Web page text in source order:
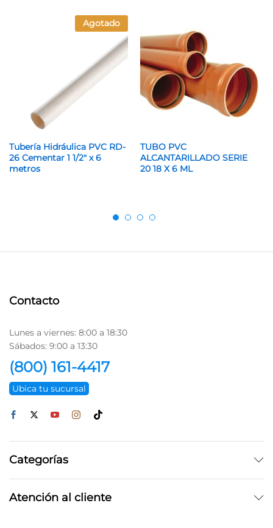
Agotado
Tubería Hidráulica PVC RD-
26 Cementar 1 1/2″ x 6
metros
TUBO PVC
ALCANTARILLADO SERIE
20 18 X 6 ML
Contacto
Lunes a viernes: 8:00 a 18:30
Sábados: 9:00 a 13:30
(800) 161-4417
Ubica tu sucursal
Categorías
Atención al cliente